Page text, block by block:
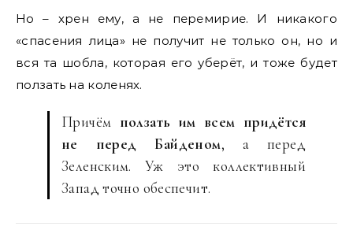
Но – хрен ему, а не перемирие. И никакого
«спасения лица» не получит не только он, но и
вся та шобла, которая его уберёт, и тоже будет
ползать на коленях.
Причём ползать им всем придётся
не перед Байденом, а перед
Зеленским. Уж это коллективный
Запад точно обеспечит.